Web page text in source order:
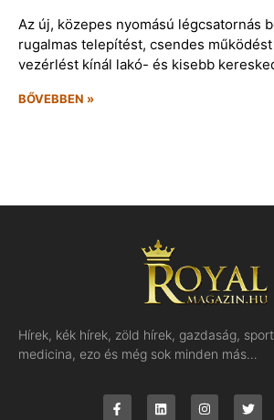
Az új, közepes nyomású légcsatornás
rugalmas telepítést, csendes
vezérlést kínál lakó- és kisebb
BŐVEBBEN »
Hírek, kék hírek, zöld hírek, gazdaság,
medicina, ezo és még sok minden más…